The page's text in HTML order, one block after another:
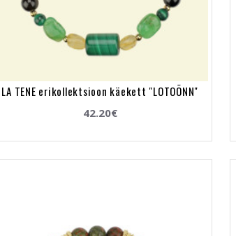
LA TENE erikollektsioon käekett "LOTOÕNN"
42.20€